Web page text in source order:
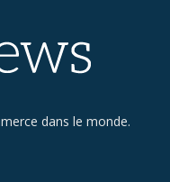
dans le monde.